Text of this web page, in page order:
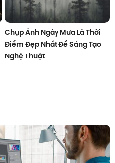
Chụp Ảnh Ngày Mưa Là Thời
Điểm Đẹp Nhất Để Sáng Tạo
Nghệ Thuật